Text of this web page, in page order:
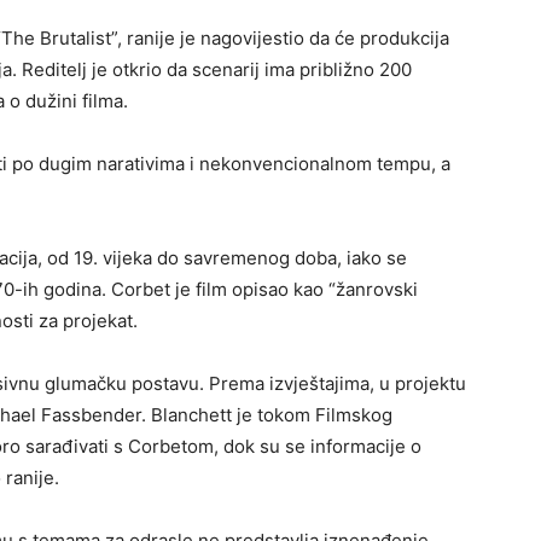
Brutalist”, ranije je nagovijestio da će produkcija
Reditelj je otkrio da scenarij ima približno 200
o dužini filma.
dugim narativima i nekonvencionalnom tempu, a
od 19. vijeka do savremenog doba, iako se
ih godina. Corbet je film opisao kao “žanrovski
za projekat.
glumačku postavu. Prema izvještajima, u projektu
Fassbender. Blanchett je tokom Filmskog
sarađivati s Corbetom, dok su se informacije o
ranije.